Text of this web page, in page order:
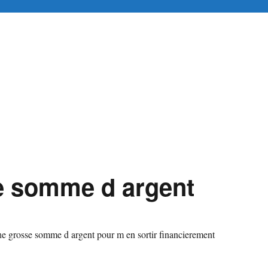
d argent
grosse somme d argent pour m en sortir financierement